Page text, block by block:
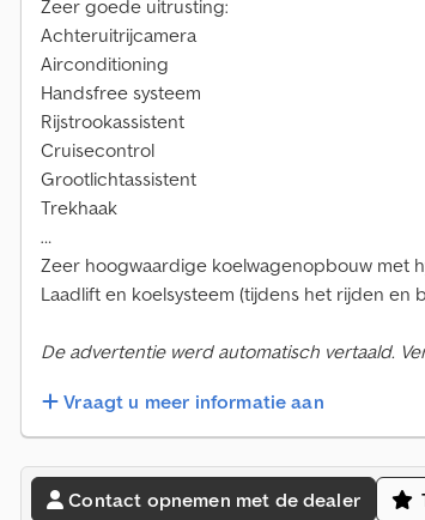
Zeer goede uitrusting:
Achteruitrijcamera
Airconditioning
Handsfree systeem
Rijstrookassistent
Cruisecontrol
Grootlichtassistent
Trekhaak
…
Zeer hoogwaardige koelwagenopbouw met
Laadlift en koelsysteem (tijdens het rijden en
De advertentie werd automatisch vertaald.
Vraagt u meer informatie aan
Contact opnemen met de dealer